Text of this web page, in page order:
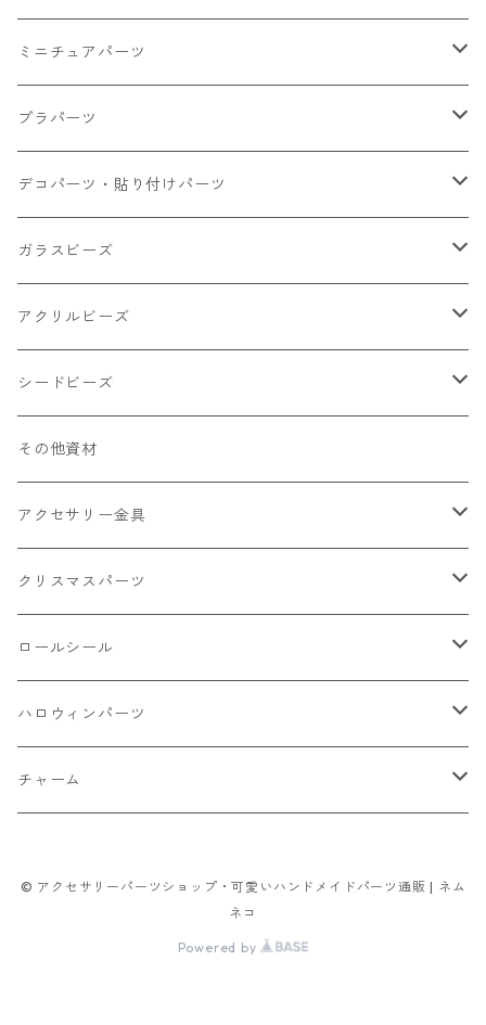
ミニチュアパーツ
大きいパーツ グラス系
小さいパーツ グラス系
小物
カップ
プラパーツ
ナスカン カニカン
リング イヤリング パーツ
チェーンパーツ
プラチャーム
デコパーツ・貼り付けパーツ
食べ物系
キャンディ
ドーナツ
パン
ゼリー
アニマル系
うさぎ
くま
スライス棒
フレーク カット済
シール付き
フルーツ系 野菜果物
お花
ミニパーツ ネイル
雑貨系
シーズン系
ガラスビーズ
ミレフィオリ
ランプワーク
キャッツアイ
アクリルビーズ
丸玉6㎜ ラウンド
丸玉8㎜ ラウンド
カボチャ
クラック
ソロバン型
アルファベット
単文字
スマイル
シードビーズ
ミックス
2㎜
不透明
3㎜
不透明タイプ
ミックスタイプ
4㎜
その他資材
アクセサリー金具
カラー丸カン
10㎜
ボールチップ
ピアスパーツ
ヘアーパーツ
クリスマスパーツ
プラチャーム
デコパーツ 貼り付けパーツ
OPP袋
ロールシール
サンキュー
クリスマス
ハロウィンパーツ
おばけ
チャーム
© アクセサリーパーツショップ・可愛いハンドメイドパーツ通販 | ネム
ネコ
Powered by